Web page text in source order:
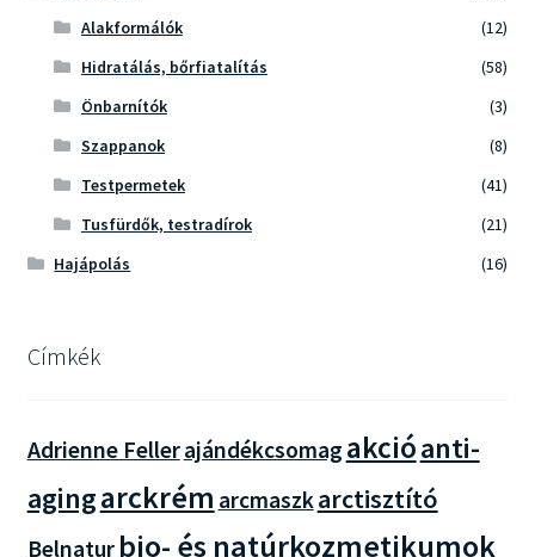
Alakformálók
(12)
Hidratálás, bőrfiatalítás
(58)
Önbarnítók
(3)
Szappanok
(8)
Testpermetek
(41)
Tusfürdők, testradírok
(21)
Hajápolás
(16)
Címkék
Adrienne Fellerajándékcsomag akcióanti-
agingarckrém arcmaszkarctisztító
Belnatur bio- és natúrkozmetikumok